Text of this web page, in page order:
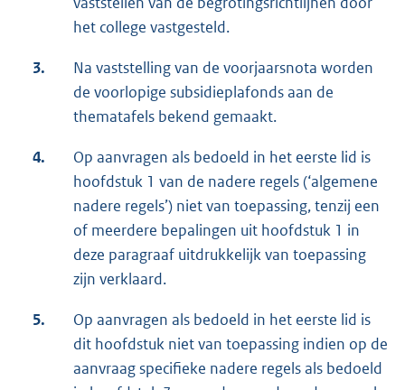
het college vastgesteld.
3.
Na vaststelling van de voorjaarsnota worden
de voorlopige subsidieplafonds aan de
thematafels bekend gemaakt.
4.
Op aanvragen als bedoeld in het eerste lid is
hoofdstuk 1 van de nadere regels (‘algemene
nadere regels’) niet van toepassing, tenzij een
of meerdere bepalingen uit hoofdstuk 1 in
deze paragraaf uitdrukkelijk van toepassing
zijn verklaard.
5.
Op aanvragen als bedoeld in het eerste lid is
dit hoofdstuk niet van toepassing indien op de
aanvraag specifieke nadere regels als bedoeld